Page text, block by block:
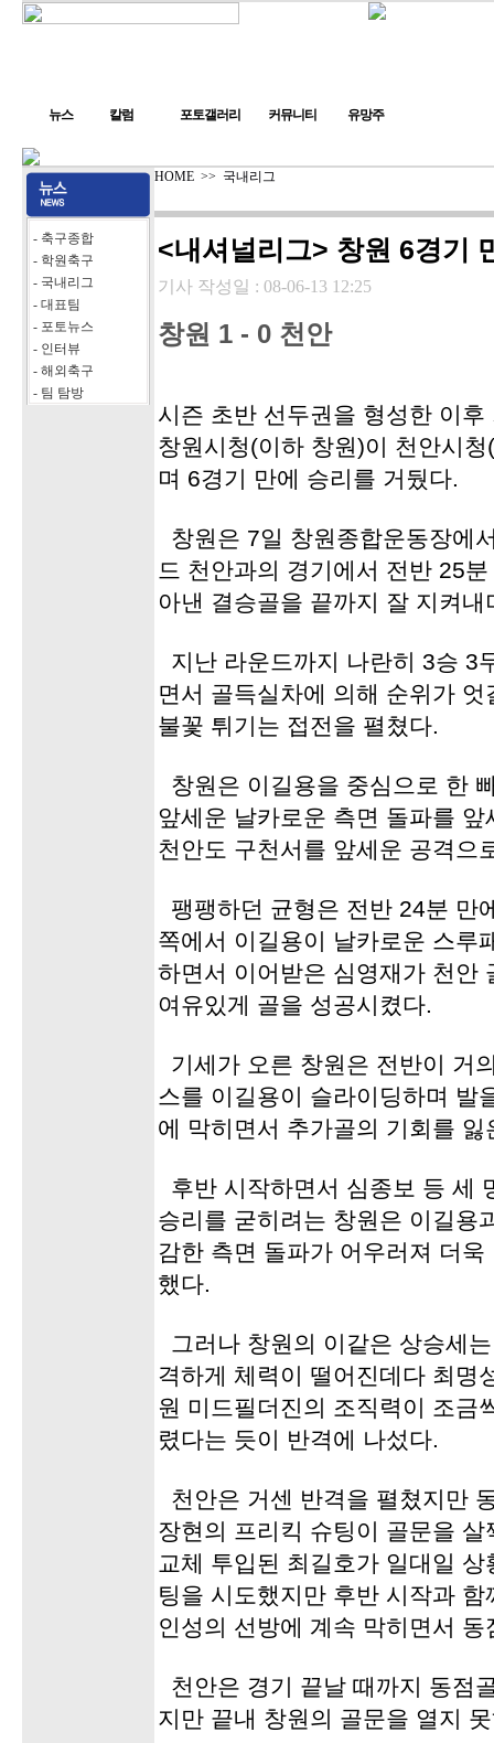
뉴스 칼럼 포토갤러리 커뮤니티 유망주
- 축구종합
- 학원축구
- 국내리그
- 대표팀
- 포토뉴스
- 인터뷰
- 해외축구
- 팀 탐방
HOME >> 국내리그
<내셔널리그> 창원 6경기
기사 작성일 : 08-06-13 12:25
창원 1 - 0 천안
시즌 초반 선두권을 형성한 이
창원시청(이하 창원)이 천안시
며 6경기 만에 승리를 거뒀다.
창원은 7일 창원종합운동장에
드 천안과의 경기에서 전반 25
아낸 결승골을 끝까지 잘 지켜
지난 라운드까지 나란히 3승 3
면서 골득실차에 의해 순위가
불꽃 튀기는 접전을 펼쳤다.
창원은 이길용을 중심으로 한
앞세운 날카로운 측면 돌파를
천안도 구천서를 앞세운 공격으
팽팽하던 균형은 전반 24분 만
쪽에서 이길용이 날카로운 스루
하면서 이어받은 심영재가 천안
여유있게 골을 성공시켰다.
기세가 오른 창원은 전반이 거
스를 이길용이 슬라이딩하며 발
에 막히면서 추가골의 기회를
후반 시작하면서 심종보 등 세
승리를 굳히려는 창원은 이길용
감한 측면 돌파가 어우러져 더
했다.
그러나 창원의 이같은 상승세
격하게 체력이 떨어진데다 최명
원 미드필더진의 조직력이 조금
렸다는 듯이 반격에 나섰다.
천안은 거센 반격을 펼쳤지만
장현의 프리킥 슈팅이 골문을
교체 투입된 최길호가 일대일
팅을 시도했지만 후반 시작과
인성의 선방에 계속 막히면서
천안은 경기 끝날 때까지 동점
지만 끝내 창원의 골문을 열지